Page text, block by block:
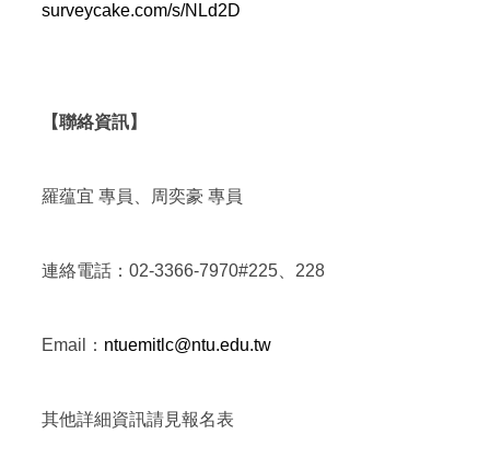
surveycake.com/s/NLd2D
【聯絡資訊】
羅蕴宜 專員、周奕豪 專員
連絡電話：02-3366-7970#225、228
Email： ntuemitlc@ntu.edu.tw
其他詳細資訊請見報名表